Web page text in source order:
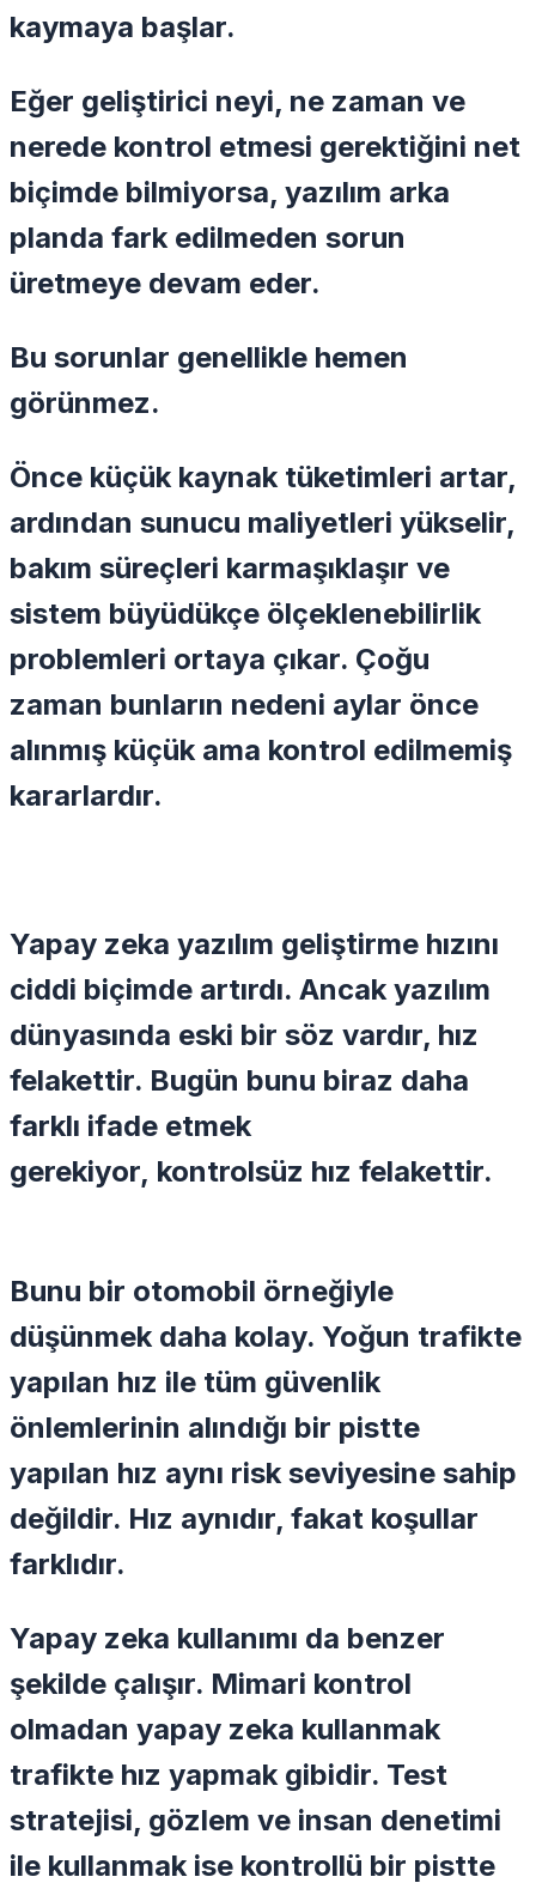
kaymaya başlar.
Eğer geliştirici neyi, ne zaman ve
nerede kontrol etmesi gerektiğini net
biçimde bilmiyorsa, yazılım arka
planda fark edilmeden sorun
üretmeye devam eder.
Bu sorunlar genellikle hemen
görünmez.
Önce küçük kaynak tüketimleri artar,
ardından sunucu maliyetleri yükselir,
bakım süreçleri karmaşıklaşır ve
sistem büyüdükçe ölçeklenebilirlik
problemleri ortaya çıkar. Çoğu
zaman bunların nedeni aylar önce
alınmış küçük ama kontrol edilmemiş
kararlardır.
Yapay zeka yazılım geliştirme hızını
ciddi biçimde artırdı. Ancak yazılım
dünyasında eski bir söz vardır, hız
felakettir. Bugün bunu biraz daha
farklı ifade etmek
gerekiyor, kontrolsüz hız felakettir.
Bunu bir otomobil örneğiyle
düşünmek daha kolay. Yoğun trafikte
yapılan hız ile tüm güvenlik
önlemlerinin alındığı bir pistte
yapılan hız aynı risk seviyesine sahip
değildir. Hız aynıdır, fakat koşullar
farklıdır.
Yapay zeka kullanımı da benzer
şekilde çalışır. Mimari kontrol
olmadan yapay zeka kullanmak
trafikte hız yapmak gibidir. Test
stratejisi, gözlem ve insan denetimi
ile kullanmak ise kontrollü bir pistte